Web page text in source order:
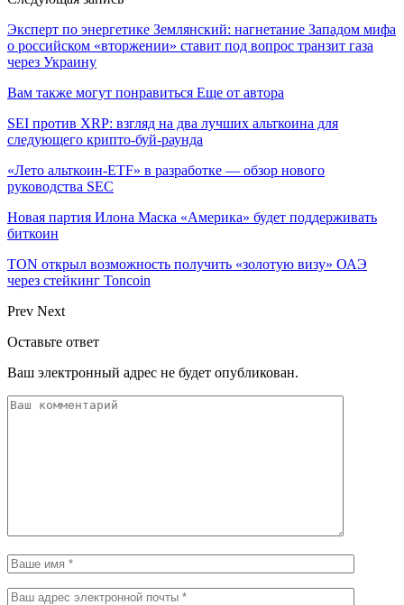
Эксперт по энергетике Землянский: нагнетание Западом мифа
о российском «вторжении» ставит под вопрос транзит газа
через Украину
Вам также могут понравиться Еще от автора
SEI против XRP: взгляд на два лучших альткоина для
следующего крипто-буй-раунда
«Лето альткоин-ETF» в разработке — обзор нового
руководства SEC
Новая партия Илона Маска «Америка» будет поддерживать
биткоин
TON открыл возможность получить «золотую визу» ОАЭ
через стейкинг Toncoin
Prev Next
Оставьте ответ
Ваш электронный адрес не будет опубликован.